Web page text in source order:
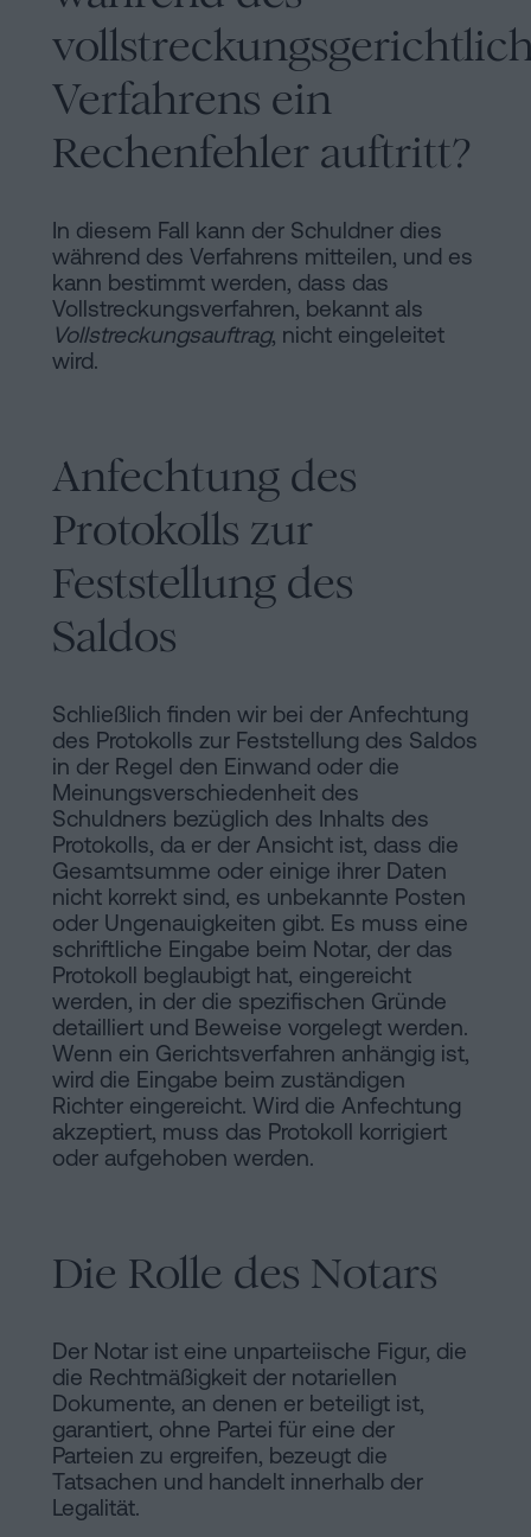
Verfahrens ein
Rechenfehler auftritt?
In diesem Fall kann der Schuldner dies
während des Verfahrens mitteilen, und es
kann bestimmt werden, dass das
Vollstreckungsverfahren, bekannt als
Vollstreckungsauftrag, nicht eingeleitet
wird.
Anfechtung des
Protokolls zur
Feststellung des
Saldos
Schließlich finden wir bei der Anfechtung
des Protokolls zur Feststellung des Saldos
in der Regel den Einwand oder die
Meinungsverschiedenheit des
Schuldners bezüglich des Inhalts des
Protokolls, da er der Ansicht ist, dass die
Gesamtsumme oder einige ihrer Daten
nicht korrekt sind, es unbekannte Posten
oder Ungenauigkeiten gibt. Es muss eine
schriftliche Eingabe beim Notar, der das
Protokoll beglaubigt hat, eingereicht
werden, in der die spezifischen Gründe
detailliert und Beweise vorgelegt werden.
Wenn ein Gerichtsverfahren anhängig ist,
wird die Eingabe beim zuständigen
Richter eingereicht. Wird die Anfechtung
akzeptiert, muss das Protokoll korrigiert
oder aufgehoben werden.
Die Rolle des Notars
Der Notar ist eine unparteiische Figur, die
die Rechtmäßigkeit der notariellen
Dokumente, an denen er beteiligt ist,
garantiert, ohne Partei für eine der
Parteien zu ergreifen, bezeugt die
Tatsachen und handelt innerhalb der
Legalität.